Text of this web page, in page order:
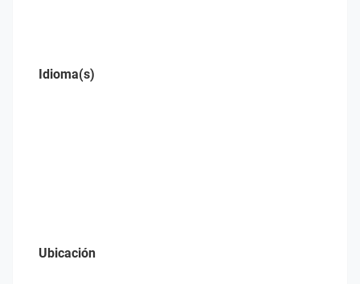
Idioma(s)
Ubicación